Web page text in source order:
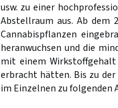
usw. zu einer
Abstellraum aus. Ab dem
Cannabispflanzen
heranwuchsen und die
mit einem Wirkstoffgehalt
erbracht hätten. Bis zu der
im Einzelnen zu folgenden